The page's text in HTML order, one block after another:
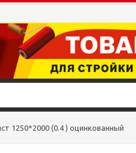
1250*2000 (0.4 ) оцинкованный